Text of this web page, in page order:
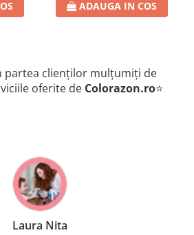
ADAUGA IN COS
partea clienților mulțumiți de
oferite de Colorazon.ro⭐
Laura Nita